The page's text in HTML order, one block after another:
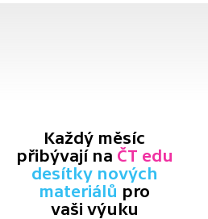
Každý měsíc
přibývají na ČT edu
desítky nových
materiálů pro
vaši výuku